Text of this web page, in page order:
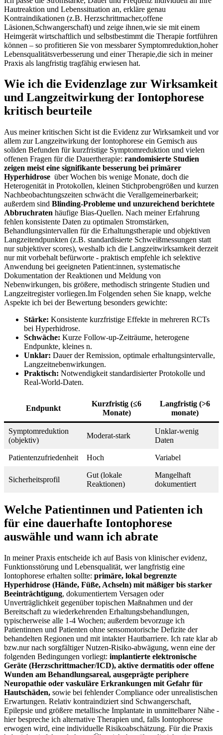
Hautreaktion‍ und ⁤Lebenssituation⁤ an, ‌erkläre genau
Kontraindikationen (z.B. Herzschrittmacher,offene
Läsionen,Schwangerschaft) und ⁢zeige ihnen,wie⁢ sie mit einem
Heimgerät wirtschaftlich und selbstbestimmt ‍die ⁢Therapie fortführen
⁤können‍ – so profitieren Sie ⁣von ⁢messbarer Symptomreduktion,hoher
Lebensqualitätsverbesserung und einer Therapie,die sich in meiner
Praxis als langfristig tragfähig erwiesen ⁤hat.
Wie ⁤ich die Evidenzlage zur‍ Wirksamkeit
und⁢ Langzeitwirkung der Iontophorese
kritisch beurteile
Aus meiner kritischen ⁣Sicht​ ist die‌ Evidenz⁣ zur Wirksamkeit und ‌vor
allem ⁢zur ‍Langzeitwirkung der Iontophorese ein Gemisch ⁤aus
soliden Befunden für kurzfristige Symptomreduktion und vielen
offenen Fragen für die Dauertherapie:⁤ randomisierte Studien
zeigen meist eine signifikante besserung bei‍ primärer
Hyperhidrose ‍ über Wochen bis wenige ⁤Monate, doch die
Heterogenität in Protokollen, kleinen Stichprobengrößen und kurzen
Nachbeobachtungszeiten schwächt ‌die ‌Verallgemeinerbarkeit;
außerdem sind Blinding-Probleme und ⁤unzureichend berichtete
Abbruchraten häufige Bias-Quellen. Nach meiner Erfahrung
fehlen konsistente Daten ⁣zu ⁢optimalen Stromstärken,
Behandlungsintervallen für die Erhaltungstherapie⁤ und⁤ objektiven
‌Langzeitendpunkten (z.B. standardisierte Schweißmessungen statt
nur subjektiver scores), weshalb ich die​ Langzeitwirksamkeit derzeit
nur​ mit vorbehalt befürworte -⁢ praktisch empfehle⁣ ich selektive
Anwendung ⁤bei geeigneten Patient:innen, systematische
Dokumentation der Reaktionen und Meldung von
Nebenwirkungen,‌ bis⁤ größere, methodisch stringente⁣ Studien und
Langzeitregister⁢ vorliegen.Im Folgenden sehen Sie knapp, welche
Aspekte ich ‌bei der Bewertung besonders gewichte:
Stärke: ⁤Konsistente kurzfristige Effekte‍ in mehreren RCTs
bei Hyperhidrose.
Schwäche: Kurze⁢ Follow-up-Zeiträume, heterogene
Endpunkte, kleines n.
Unklar: Dauer der⁣ Remission, optimale erhaltungsintervalle,
Langzeitnebenwirkungen.
Praktisch: Notwendigkeit standardisierter Protokolle⁣ und
Real‑World‑Daten.
Endpunkt
Kurzfristig (≤6
Monate)
Langfristig ​(>6
monate)
Symptomreduktion
(objektiv)
Moderat-stark
Unklar-wenig
Daten
Patientenzufriedenheit Hoch Variabel
Sicherheitsprofil
Gut ​(lokale
Reaktionen)
Mangelhaft‌
dokumentiert
Welche Patientinnen und Patienten ich
für‌ eine dauerhafte Iontophorese
auswähle und⁢ wann ich abrate
In meiner‌ Praxis ⁢entscheide ich ⁢auf Basis von klinischer evidenz,
Funktionsstörung und​ Lebensqualität, wer langfristig eine
Iontophorese erhalten sollte: primäre, lokal begrenzte
Hyperhidrose ​(Hände, Füße, ‍Achseln) mit mäßiger bis starker⁣
Beeinträchtigung, dokumentiertem Versagen oder
Unverträglichkeit gegenüber topischen Maßnahmen und ⁤der
Bereitschaft‍ zu wiederkehrenden Erhaltungsbehandlungen,‌
typischerweise alle‍ 1-4 Wochen; außerdem bevorzuge ich
Patientinnen und Patienten ohne ‌sensomotorische​ Defizite der
behandelten Regionen und mit intakter Hautbarriere. Ich rate klar ab⁤
bzw.nur nach sorgfältiger⁢ Nutzen-Risiko-abwägung, wenn ⁢eine der
folgenden Bedingungen‌ vorliegt: implantierte elektronische
‍Geräte (Herzschrittmacher/ICD), aktive dermatitis oder offene
Wunden am Behandlungsareal, ausgeprägte periphere
Neuropathie oder vaskuläre ⁢Erkrankungen mit Gefahr für⁢
Hautschäden, sowie ‌bei fehlender Compliance oder unrealistischen
Erwartungen. Relativ kontraindiziert⁣ sind Schwangerschaft,
Epilepsie und größere metallische‍ Implantate in unmittelbarer Nähe⁣ -‍
hier bespreche⁣ ich alternative ⁢Therapien und, falls Iontophorese
‍erwogen wird, eine individuelle Risikoabschätzung. ‌Für die⁣ Praxis⁤